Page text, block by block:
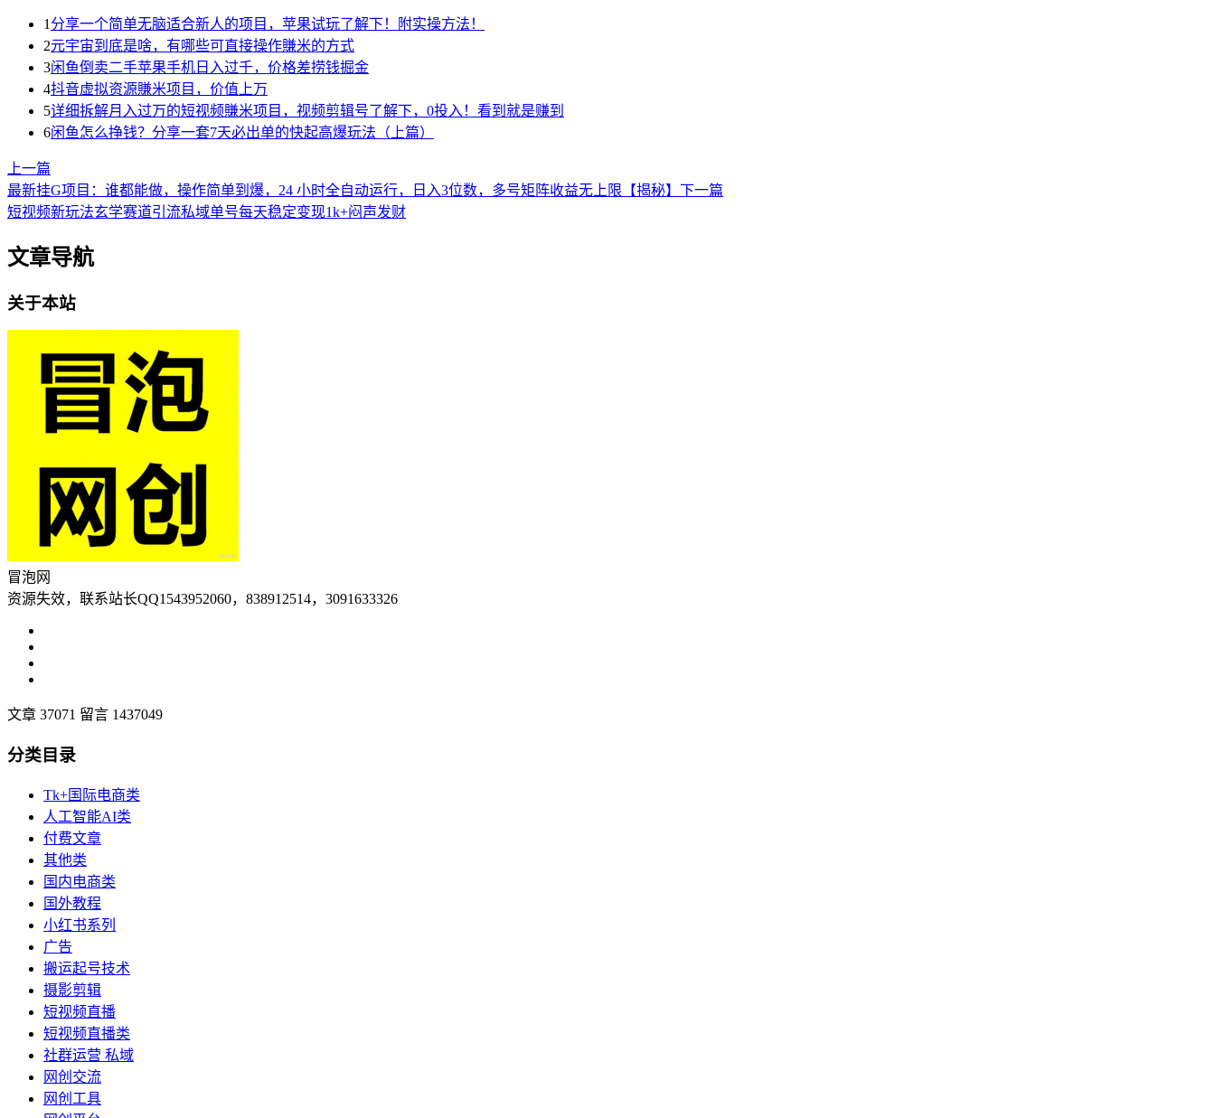
1 分享一个简单无脑适合新人的项目，苹果试玩了解下！附实操方法！
2元宇宙到底是啥，有哪些可直接操作賺米的方式
3闲鱼倒卖二手苹果手机日入过千，价格差捞钱掘金
4抖音虚拟资源賺米项目，价值上万
5详细拆解月入过万的短视频賺米项目，视频剪辑号了解下，0投入！看到就是赚到
6闲鱼怎么挣钱？分享一套7天必出单的快起高爆玩法（上篇）
上一篇
最新挂G项目：谁都能做，操作简单到爆，24 小时全自动运行，日入3位数，多号矩阵收益无上限【揭秘】 下一篇
短视频新玩法玄学赛道引流私域单号每天稳定变现1k+闷声发财
文章导航
关于本站
冒泡网
资源失效，联系站长QQ1543952060，838912514，3091633326
文章 37071 留言 1437049
分类目录
Tk+国际电商类
人工智能AI类
付费文章
其他类
国内电商类
国外教程
小红书系列
广告
搬运起号技术
摄影剪辑
短视频直播
短视频直播类
社群运营 私域
网创交流
网创工具